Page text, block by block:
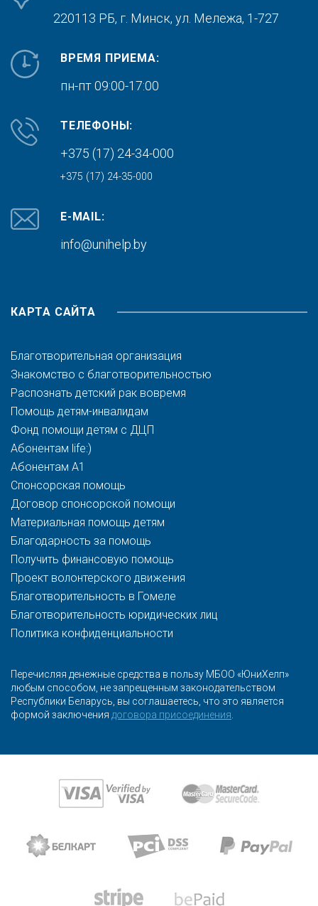
220113 РБ, г. Минск, ул. Мележа, 1-727
ВРЕМЯ ПРИЕМА:
пн-пт 09:00-17:00
ТЕЛЕФОНЫ:
+375 (17) 24-34-000
+375 (17) 24-35-000
E-MAIL:
info@unihelp.by
КАРТА САЙТА
Благотворительная организация
Знакомство с благотворительностью
Распознать детский рак вовремя
Помощь детям-инвалидам
Фонд помощи детям с ДЦП
Абонентам life:)
Абонентам A1
Спонсорская помощь
Договор спонсорской помощи
Материальная помощь детям
Благодарность за помощь
Получить финансовую помощь
Проект волонтерского движения
Благотворительность в Гомеле
Благотворительность юридических лиц
Политика конфиденциальности
Перечисляя денежные средства в пользу МБОО «ЮниХелп»
любым способом, не запрещенным законодательством
Республики Беларусь, вы соглашаетесь, что это является
формой заключения договора присоединения